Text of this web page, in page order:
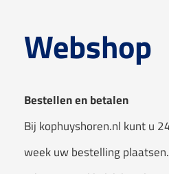
Webshop
Bestellen en betalen
Bij kophuyshoren.nl kunt u
week uw bestelling plaatsen.